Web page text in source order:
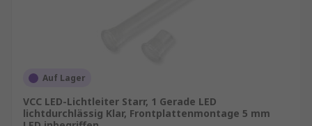
Auf Lager
VCC LED-Lichtleiter Starr, 1 Gerade LED
lichtdurchlässig Klar, Frontplattenmontage 5 mm